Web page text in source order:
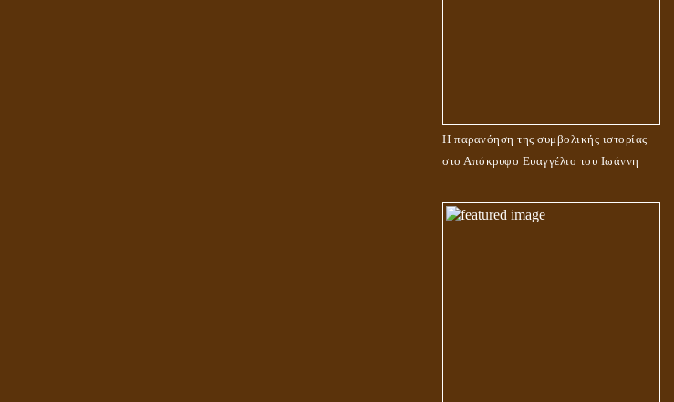
Η παρανόηση της συμβολικής ιστορίας
στο Απόκρυφο Ευαγγέλιο του Ιωάννη